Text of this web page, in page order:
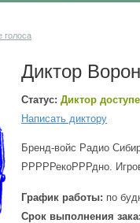
голоса
Диктор
Статус: Диктор
Написать диктору
Бренд-войс Радио
РРРРРекоРРРдно.
График работы: по
Срок выполнения